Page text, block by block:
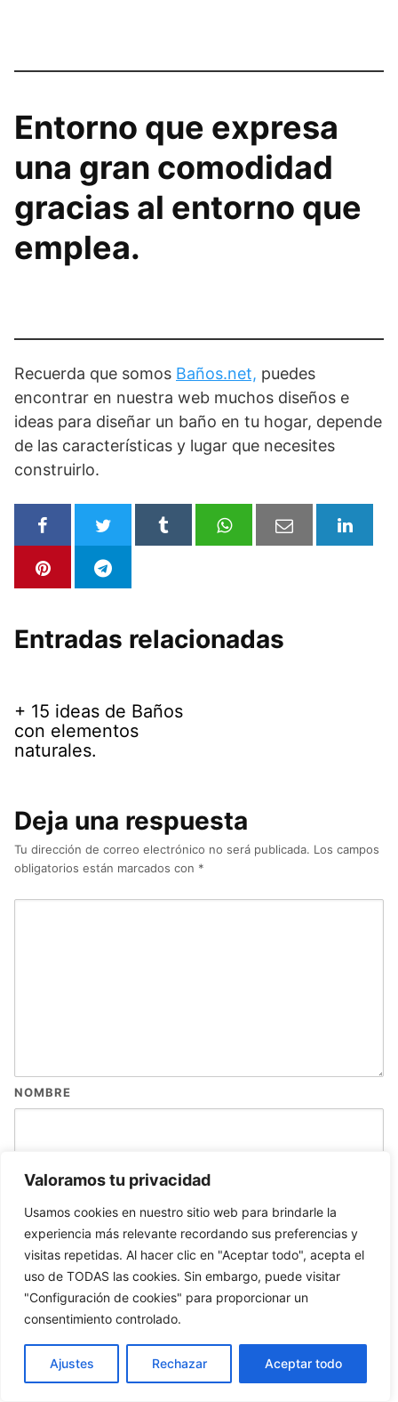
Valoramos tu privacidad
Usamos cookies en nuestro sitio web para brindarle la
experiencia más relevante recordando sus preferencias y
visitas repetidas. Al hacer clic en "Aceptar todo", acepta el
uso de TODAS las cookies. Sin embargo, puede visitar
"Configuración de cookies" para proporcionar un
consentimiento controlado.
Ajustes Rechazar Aceptar todo
Entorno que expresa
una gran comodidad
gracias al entorno que
emplea.
Recuerda que somos Baños.net, puedes
encontrar en nuestra web muchos diseños e
ideas para diseñar un baño en tu hogar, depende
de las características y lugar que necesites
construirlo.
Entradas relacionadas
+ 15 ideas de Baños
con elementos
naturales.
Deja una respuesta
Tu dirección de correo electrónico no será publicada. Los campos
obligatorios están marcados con *
NOMBRE
CORREO ELECTRÓNICO
WEB